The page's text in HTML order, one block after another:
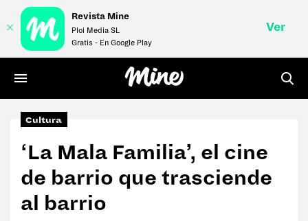
Cultura
‘La Mala Familia’, el cine
de barrio que trasciende
al barrio
STYLE
Revista Mine
Ploi Media SL
Gratis - En Google Play
Ver